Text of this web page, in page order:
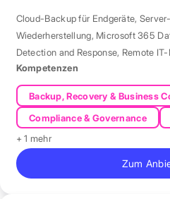
Cloud-Backup für Endgeräte,
Wiederherstellung, Microsoft 365
Detection and Response, Remote
Kompetenzen
Backup, Recovery & Business
Compliance & Governance
+ 1 mehr
Zum